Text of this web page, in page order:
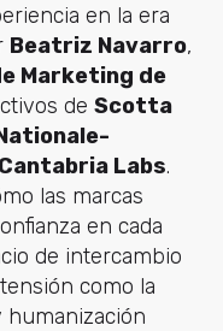
en la era
Beatriz Navarro,
Marketing de
de Scotta
Cantabria Labs.
las marcas
en cada
de intercambio
como la